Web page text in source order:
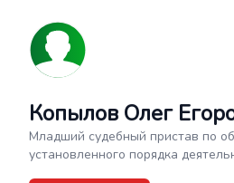
Копылов Олег
Младший судебный пристав по
установленного порядка